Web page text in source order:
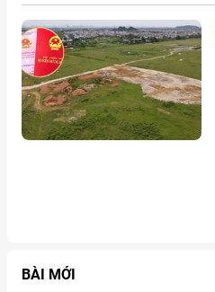
BÀI MỚI